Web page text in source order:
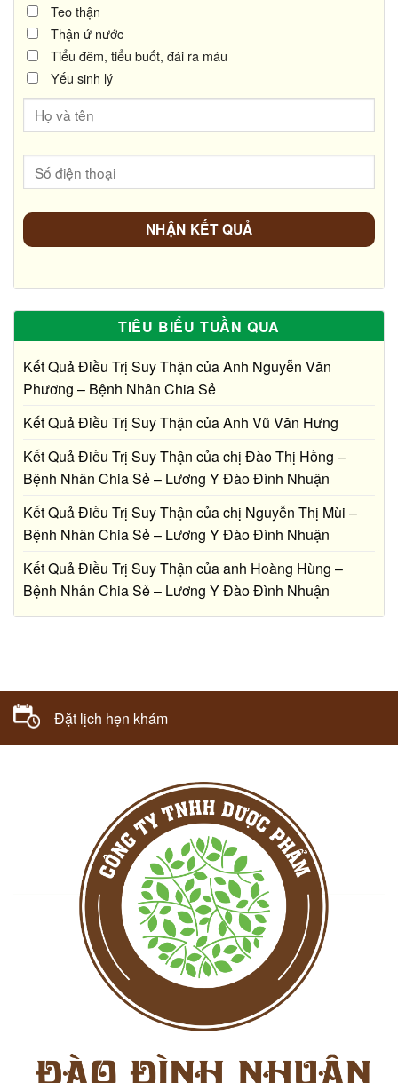
Teo thận
Thận ứ nước
Tiểu đêm, tiểu buốt, đái ra máu
Yếu sinh lý
TIÊU BIỂU TUẦN QUA
Kết Quả Điều Trị Suy Thận của Anh Nguyễn Văn
Phương – Bệnh Nhân Chia Sẻ
Kết Quả Điều Trị Suy Thận của Anh Vũ Văn Hưng
Kết Quả Điều Trị Suy Thận của chị Đào Thị Hồng –
Bệnh Nhân Chia Sẻ – Lương Y Đào Đình Nhuận
Kết Quả Điều Trị Suy Thận của chị Nguyễn Thị Mùi –
Bệnh Nhân Chia Sẻ – Lương Y Đào Đình Nhuận
Kết Quả Điều Trị Suy Thận của anh Hoàng Hùng –
Bệnh Nhân Chia Sẻ – Lương Y Đào Đình Nhuận
Đặt lịch hẹn khám